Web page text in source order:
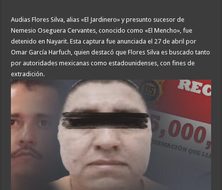
Audias Flores Silva, alias «El Jardinero» y presunto sucesor de
Nemesio Oseguera Cervantes, conocido como «El Mencho», fue
detenido en Nayarit. Esta captura fue anunciada el 27 de abril por
Omar García Harfuch, quien destacó que Flores Silva es buscado tanto
por autoridades mexicanas como estadounidenses, con fines de
extradición.